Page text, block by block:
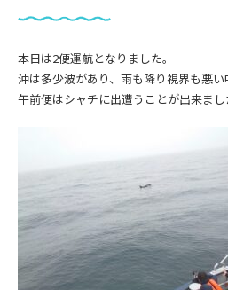
本日は2便運航となりました。
沖は多少波があり、雨も降り視界も悪
午前便はシャチに出遭うことが出来まし